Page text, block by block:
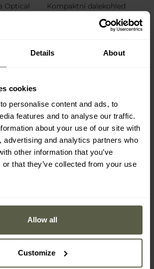
Details About
cookies
personalise content and ads, to
features and to analyse our traffic.
about your use of our site with
advertising and analytics partners who
other information that you’ve
or that they’ve collected from your use
Allow all
Customize
Optical
Kompaktní dalekohled
Mil-Tec 10x25 Gen II -
Ihned
PERSONALIZACE
PowerView 2 8x21
Odeslání: